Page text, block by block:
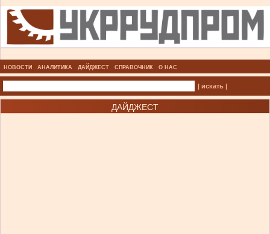
НОВОСТИ АНАЛИТИКА ДАЙДЖЕСТ СПРАВОЧНИК О НАС
| искать |
ДАЙДЖЕСТ